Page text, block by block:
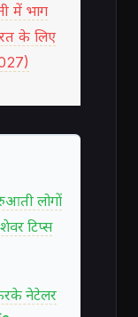
में भाग
के लिए
लोगों
टिप्स
नेटेलर